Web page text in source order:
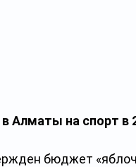
Алматы на спорт в
бюджет